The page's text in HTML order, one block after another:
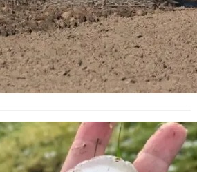
ще изгради още 24 ракетни
за борба с градушки